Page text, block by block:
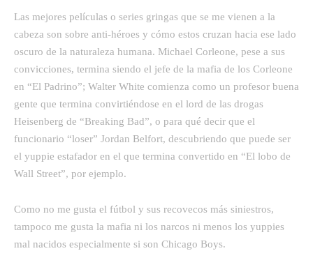
Las mejores películas o series gringas que se me vienen a la
cabeza son sobre anti-héroes y cómo estos cruzan hacia ese lado
oscuro de la naturaleza humana. Michael Corleone, pese a sus
convicciones, termina siendo el jefe de la mafia de los Corleone
en “El Padrino”; Walter White comienza como un profesor buena
gente que termina convirtiéndose en el lord de las drogas
Heisenberg de “Breaking Bad”, o para qué decir que el
funcionario “loser” Jordan Belfort, descubriendo que puede ser
el yuppie estafador en el que termina convertido en “El lobo de
Wall Street”, por ejemplo.
Como no me gusta el fútbol y sus recovecos más siniestros,
tampoco me gusta la mafia ni los narcos ni menos los yuppies
mal nacidos especialmente si son Chicago Boys.